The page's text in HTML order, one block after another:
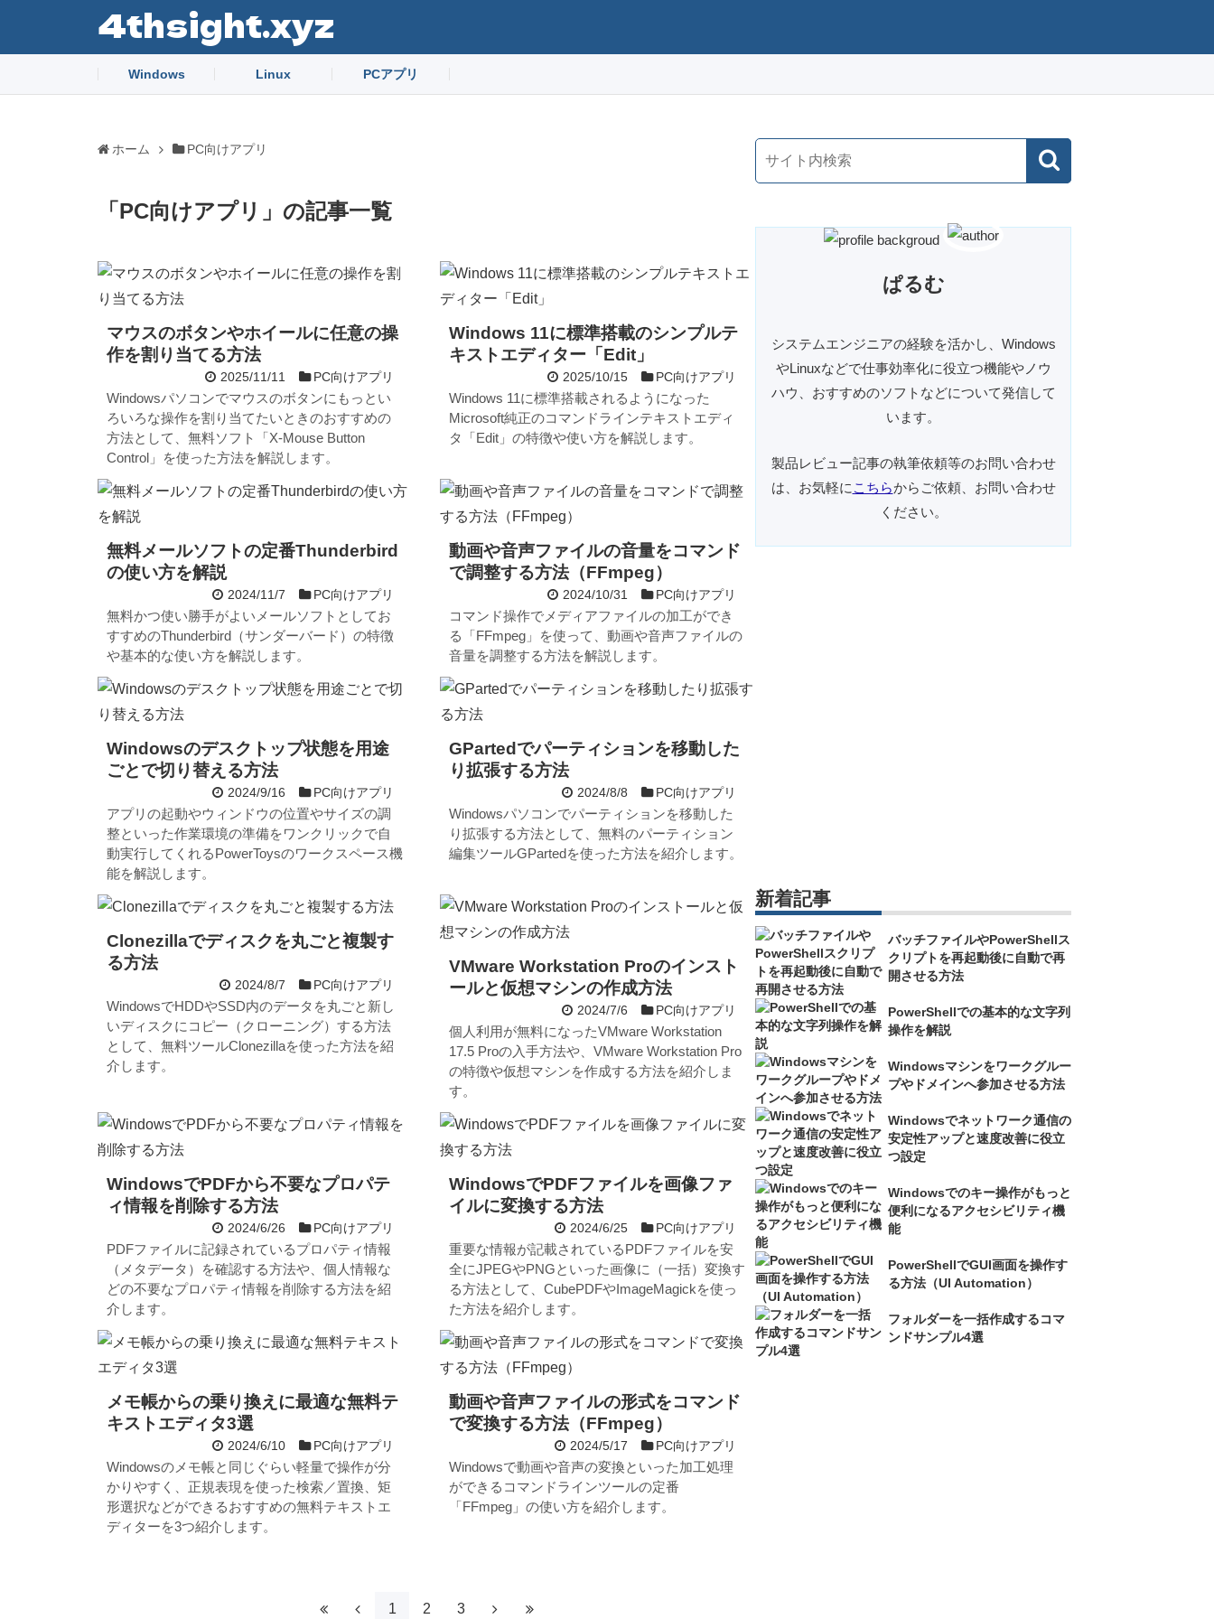
4thsight.xyz
Windows Linux PCアプリ
ホーム PC向けアプリ
「 PC向けアプリ 」 の記事一覧
マウスのボタンやホイールに任意の操
作を割り当てる方法
2025/11/11 PC向けアプリ
Windowsパソコンでマウスのボタンにもっとい
ろいろな操作を割り当てたいときのおすすめの
方法として、無料ソフト「X-Mouse Button
Control」を使った方法を解説します。
Windows 11に標準搭載のシンプルテ
キストエディター「Edit」
2025/10/15 PC向けアプリ
Windows 11に標準搭載されるようになった
Microsoft純正のコマンドラインテキストエディ
タ「Edit」の特徴や使い方を解説します。
無料メールソフトの定番Thunderbird
の使い方を解説
2024/11/7 PC向けアプリ
無料かつ使い勝手がよいメールソフトとしてお
すすめのThunderbird（サンダーバード）の特徴
や基本的な使い方を解説します。
動画や音声ファイルの音量をコマンド
で調整する方法（FFmpeg）
2024/10/31 PC向けアプリ
コマンド操作でメディアファイルの加工ができ
る「FFmpeg」を使って、動画や音声ファイルの
音量を調整する方法を解説します。
Windowsのデスクトップ状態を用途
ごとで切り替える方法
2024/9/16 PC向けアプリ
アプリの起動やウィンドウの位置やサイズの調
整といった作業環境の準備をワンクリックで自
動実行してくれるPowerToysのワークスペース機
能を解説します。
GPartedでパーティションを移動した
り拡張する方法
2024/8/8 PC向けアプリ
Windowsパソコンでパーティションを移動した
り拡張する方法として、無料のパーティション
編集ツールGPartedを使った方法を紹介します。
Clonezillaでディスクを丸ごと複製す
る方法
2024/8/7 PC向けアプリ
WindowsでHDDやSSD内のデータを丸ごと新し
いディスクにコピー（クローニング）する方法
として、無料ツールClonezillaを使った方法を紹
介します。
VMware Workstation Proのインスト
ールと仮想マシンの作成方法
2024/7/6 PC向けアプリ
個人利用が無料になったVMware Workstation
17.5 Proの入手方法や、VMware Workstation Pro
の特徴や仮想マシンを作成する方法を紹介しま
す。
WindowsでPDFから不要なプロパテ
ィ情報を削除する方法
2024/6/26 PC向けアプリ
PDFファイルに記録されているプロパティ情報
（メタデータ）を確認する方法や、個人情報な
どの不要なプロパティ情報を削除する方法を紹
介します。
WindowsでPDFファイルを画像ファ
イルに変換する方法
2024/6/25 PC向けアプリ
重要な情報が記載されているPDFファイルを安
全にJPEGやPNGといった画像に（一括）変換す
る方法として、CubePDFやImageMagickを使っ
た方法を紹介します。
メモ帳からの乗り換えに最適な無料テ
キストエディタ3選
2024/6/10 PC向けアプリ
Windowsのメモ帳と同じぐらい軽量で操作が分
かりやすく、正規表現を使った検索／置換、矩
形選択などができるおすすめの無料テキストエ
ディターを3つ紹介します。
動画や音声ファイルの形式をコマンド
で変換する方法（FFmpeg）
2024/5/17 PC向けアプリ
Windowsで動画や音声の変換といった加工処理
ができるコマンドラインツールの定番
「FFmpeg」の使い方を紹介します。
1 2 3
ぱるむ
システムエンジニアの経験を活かし、Windows
やLinuxなどで仕事効率化に役立つ機能やノウ
ハウ、おすすめのソフトなどについて発信して
います。
製品レビュー記事の執筆依頼等のお問い合わせ
は、お気軽に こちらからご依頼、お問い合わせ
ください。
新着記事
バッチファイルやPowerShellス
クリプトを再起動後に自動で再
開させる方法
PowerShellでの基本的な文字列
操作を解説
Windowsマシンをワークグルー
プやドメインへ参加させる方法
Windowsでネットワーク通信の
安定性アップと速度改善に役立
つ設定
Windowsでのキー操作がもっと
便利になるアクセシビリティ機
能
PowerShellでGUI画面を操作す
る方法（UI Automation）
フォルダーを一括作成するコマ
ンドサンプル4選